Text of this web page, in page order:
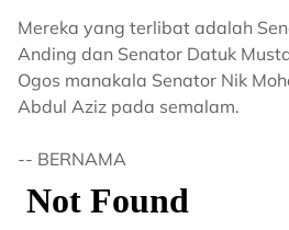
Mereka yang terlibat adalah
Anding dan Senator Datuk
Ogos manakala Senator Nik
Abdul Aziz pada semalam.
-- BERNAMA